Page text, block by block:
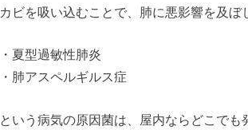
カビを吸い込むことで、肺に悪影響を及ぼ
・夏型過敏性肺炎
・肺アスペルギルス症
という病気の原因菌は、屋内ならどこでも